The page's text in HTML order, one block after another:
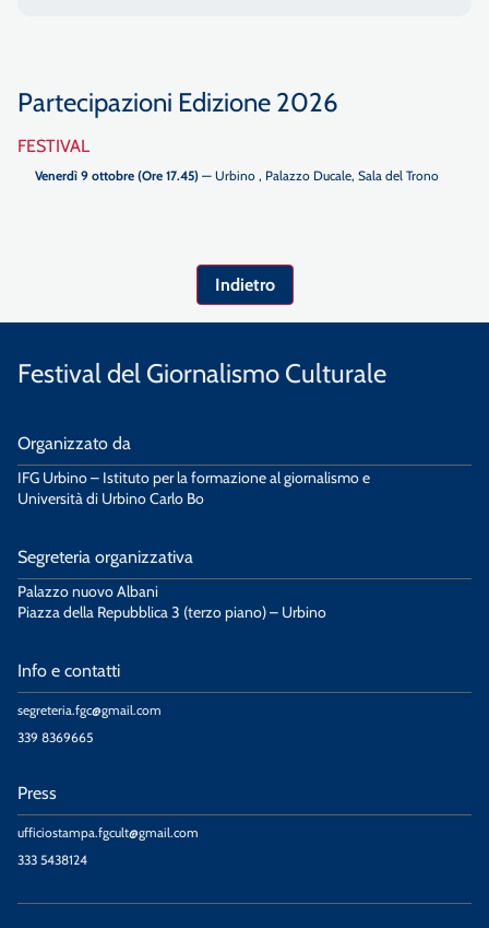
Partecipazioni Edizione 2026
FESTIVAL
Venerdì 9 ottobre (Ore 17.45) — Urbino , Palazzo Ducale, Sala del Trono
Indietro
Festival del Giornalismo Culturale
Organizzato da
IFG Urbino – Istituto per la formazione al giornalismo e
Università di Urbino Carlo Bo
Segreteria organizzativa
Palazzo nuovo Albani
Piazza della Repubblica 3 (terzo piano) – Urbino
Info e contatti
segreteria.fgc@gmail.com
339 8369665
Press
ufficiostampa.fgcult@gmail.com
333 5438124